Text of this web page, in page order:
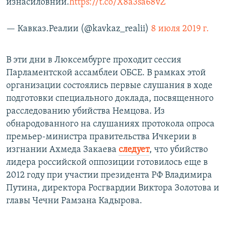
изнасиловний.https://t.co/X8a3sa68vZ
— Кавказ.Реалии (@kavkaz_realii) 8 июля 2019 г.
В эти дни в Люксембурге проходит сессия
Парламентской ассамблеи ОБСЕ. В рамках этой
организации состоялись первые слушания в ходе
подготовки специального доклада, посвященного
расследованию убийства Немцова. Из
обнародованного на слушаниях протокола опроса
премьер-министра правительства Ичкерии в
изгнании Ахмеда Закаева следует, что убийство
лидера российской оппозиции готовилось еще в
2012 году при участии президента РФ Владимира
Путина, директора Росгвардии Виктора Золотова и
главы Чечни Рамзана Кадырова.